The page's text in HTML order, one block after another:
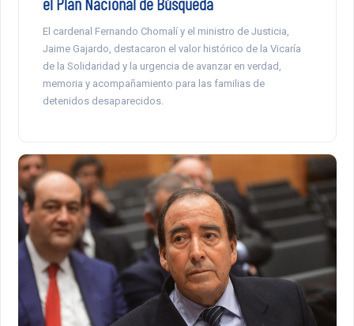
El cardenal Fernando Chomalí y el ministro de Justicia,
Jaime Gajardo, destacaron el valor histórico de la Vicaría
de la Solidaridad y la urgencia de avanzar en verdad,
memoria y acompañamiento para las familias de
detenidos desaparecidos.